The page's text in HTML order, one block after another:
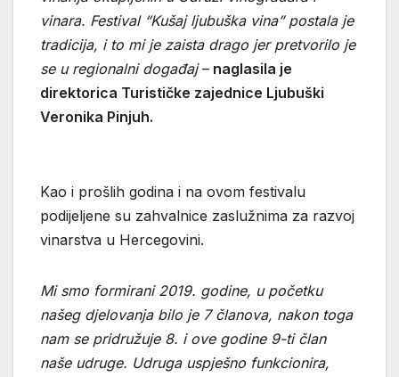
vinara. Festival “Kušaj ljubuška vina” postala je
tradicija, i to mi je zaista drago jer pretvorilo je
se u regionalni događaj– naglasila je
direktorica Turističke zajednice Ljubuški
Veronika Pinjuh.
Kao i prošlih godina i na ovom festivalu
podijeljene su zahvalnice zaslužnima za razvoj
vinarstva u Hercegovini.
Mi smo formirani 2019. godine, u početku
našeg djelovanja bilo je 7 članova, nakon toga
nam se pridružuje 8. i ove godine 9-ti član
naše udruge. Udruga uspješno funkcionira,